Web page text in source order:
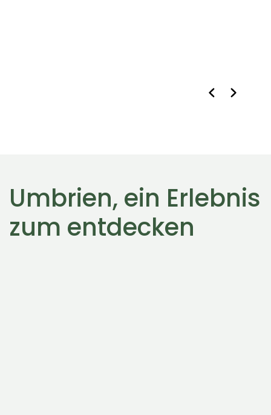
Umbrien, ein Erlebnis
zum entdecken